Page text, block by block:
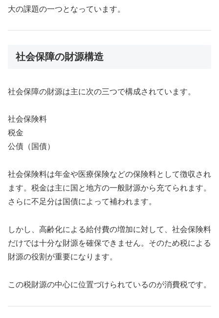
大の課題の一つとなっています。
社会保障の財源構造
社会保障の財源は主に次の三つで構成されています。
社会保険料
税金
公債（国債）
社会保険料は年金や医療保険などの保険料として徴収され
ます。税金は主に国と地方の一般財源から充てられます。
さらに不足分は国債によって補われます。
しかし、高齢化による給付費の増加に対して、社会保険料
だけでは十分な財源を確保できません。そのため税による
財源の役割が重要になります。
この税財源の中心に位置づけられているのが消費税です。